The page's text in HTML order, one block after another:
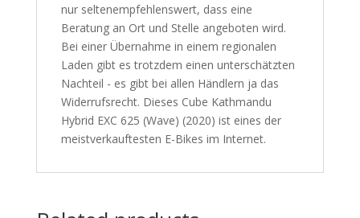
nur seltenempfehlenswert, dass eine
Beratung an Ort und Stelle angeboten wird.
Bei einer Übernahme in einem regionalen
Laden gibt es trotzdem einen unterschätzten
Nachteil - es gibt bei allen Händlern ja das
Widerrufsrecht. Dieses Cube Kathmandu
Hybrid EXC 625 (Wave) (2020) ist eines der
meistverkauftesten E-Bikes im Internet.